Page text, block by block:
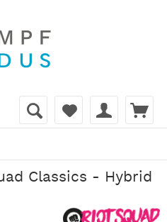
Classics - Hybrid